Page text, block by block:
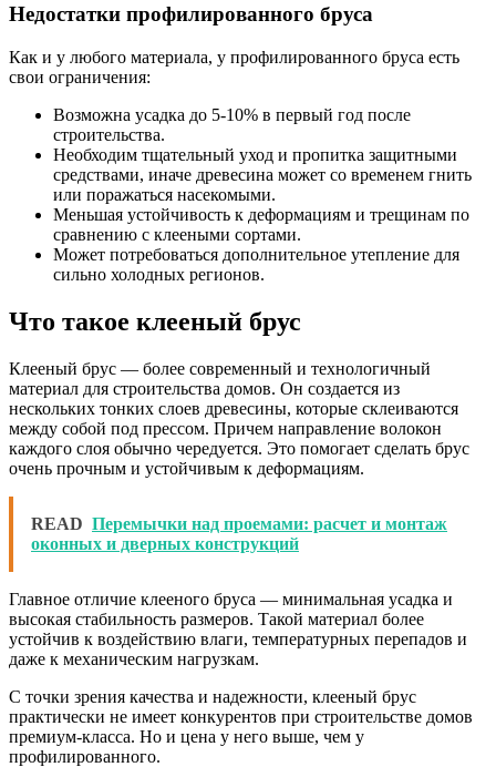
Недостатки профилированного бруса
Как и у любого материала, у профилированного бруса есть
свои ограничения:
Возможна усадка до 5-10% в первый год после
строительства.
Необходим тщательный уход и пропитка защитными
средствами, иначе древесина может со временем гнить
или поражаться насекомыми.
Меньшая устойчивость к деформациям и трещинам по
сравнению с клееными сортами.
Может потребоваться дополнительное утепление для
сильно холодных регионов.
Что такое клееный брус
Клееный брус — более современный и технологичный
материал для строительства домов. Он создается из
нескольких тонких слоев древесины, которые склеиваются
между собой под прессом. Причем направление волокон
каждого слоя обычно чередуется. Это помогает сделать брус
очень прочным и устойчивым к деформациям.
READ Перемычки над проемами: расчет и монтаж
оконных и дверных конструкций
Главное отличие клееного бруса — минимальная усадка и
высокая стабильность размеров. Такой материал более
устойчив к воздействию влаги, температурных перепадов и
даже к механическим нагрузкам.
С точки зрения качества и надежности, клееный брус
практически не имеет конкурентов при строительстве домов
премиум-класса. Но и цена у него выше, чем у
профилированного.